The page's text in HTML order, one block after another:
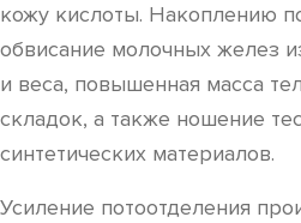
кожу кислоты. Накоплению
обвисание молочных желез
и веса, повышенная масса
складок, а также ношение
синтетических материалов.
Усиление потоотделения